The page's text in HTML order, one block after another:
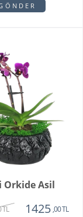
Orkide Asil
TL 1425 ,00 TL